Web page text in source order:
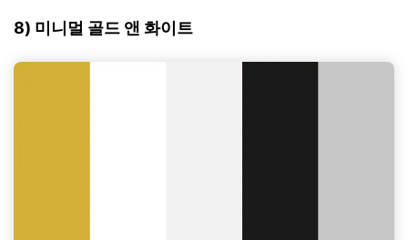
8) 미니멀 골드 앤 화이트